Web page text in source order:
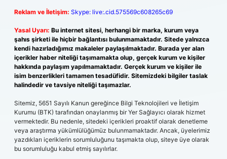
Reklam ve İletişim: Skype: live:.cid.575569c608265c69
Yasal Uyarı: Bu internet sitesi, herhangi bir marka, kurum veya
şahıs şirketi ile hiçbir bağlantısı bulunmamaktadır. Sitede yalnızca
kendi hazırladığımız makaleler paylaşılmaktadır. Burada yer alan
içerikler haber niteliği taşımamakta olup, gerçek kurum ve kişiler
hakkında paylaşım yapılmamaktadır. Gerçek kurum ve kişiler ile
isim benzerlikleri tamamen tesadüfidir. Sitemizdeki bilgiler taslak
halindedir ve tavsiye niteliği taşımazlar.
Sitemiz, 5651 Sayılı Kanun gereğince Bilgi Teknolojileri ve İletişim
Kurumu (BTK) tarafından onaylanmış bir Yer Sağlayıcı olarak hizmet
vermektedir. Bu nedenle, sitedeki içerikleri proaktif olarak denetleme
veya araştırma yükümlülüğümüz bulunmamaktadır. Ancak, üyelerimiz
yazdıkları içeriklerin sorumluluğunu taşımakta olup, siteye üye olarak
bu sorumluluğu kabul etmiş sayılırlar.